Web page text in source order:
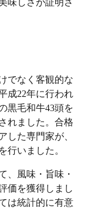
味しさが証明さ
でなく客観的な
成22年に行われ
黒毛和牛43頭を
れました。合格
した専門家が、
行いました。
、風味・旨味・
価を獲得しまし
は統計的に有意